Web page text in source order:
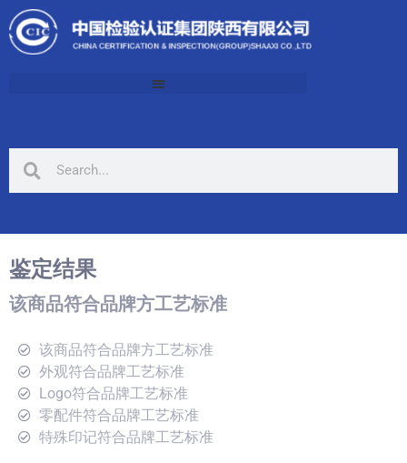
鉴定结果
该商品符合品牌方工艺标准
该商品符合品牌方工艺标准
外观符合品牌工艺标准
Logo符合品牌工艺标准
零配件符合品牌工艺标准
特殊印记符合品牌工艺标准